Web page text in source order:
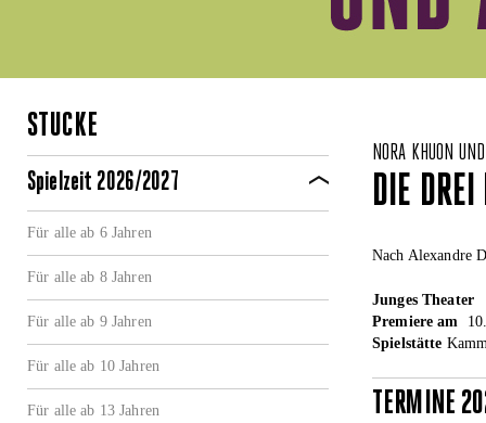
STÜCKE
Spielzeit 2026/2027
Für alle ab 6 Jahren
Für alle ab 8 Jahren
Für alle ab 9 Jahren
Für alle ab 10 Jahren
Für alle ab 13 Jahren
NORA KHUON
DIE
Nach Alexandre
Junges Theater
Premiere am
Spielstätte
TERMINE